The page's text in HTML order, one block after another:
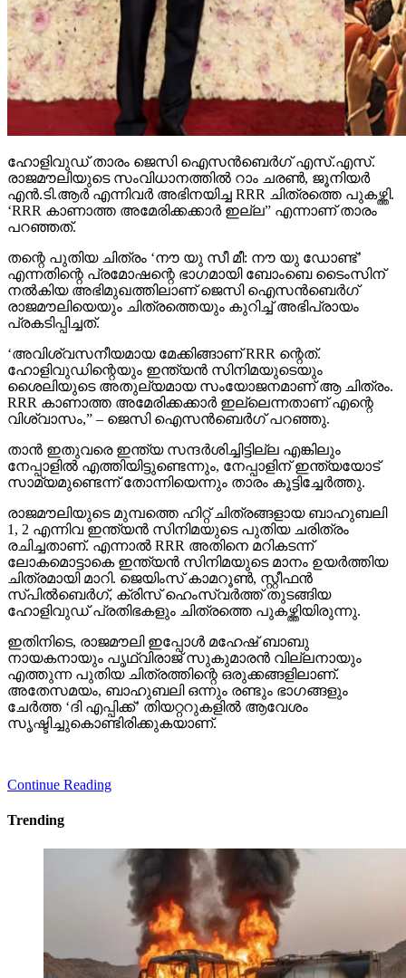
ഹോളിവുഡ് താരം ജെസി ഐസന്‍ബെര്‍ഗ് എസ്.എസ്.
രാജമൗലിയുടെ സംവിധാനത്തില്‍ റാം ചരണ്‍, ജൂനിയര്‍
എന്‍.ടി.ആര്‍ എന്നിവര്‍ അഭിനയിച്ച RRR ചിത്രത്തെ പുകഴ്ത്തി.
‘RRR കാണാത്ത അമേരിക്കക്കാര്‍ ഇല്ല” എന്നാണ് താരം
പറഞ്ഞത്.
തന്റെ പുതിയ ചിത്രം ‘നൗ യു സീ മീ: നൗ യു ഡോണ്ട്’
എന്നതിന്റെ പ്രമോഷന്റെ ഭാഗമായി ബോംബെ ടൈംസിന്
നല്‍കിയ അഭിമുഖത്തിലാണ് ജെസി ഐസന്‍ബെര്‍ഗ്
രാജമൗലിയെയും ചിത്രത്തെയും കുറിച്ച് അഭിപ്രായം
പ്രകടിപ്പിച്ചത്.
‘അവിശ്വസനീയമായ മേക്കിങ്ങാണ് RRR ന്റെത്.
ഹോളിവുഡിന്റെയും ഇന്ത്യന്‍ സിനിമയുടെയും
ശൈലിയുടെ അതുല്യമായ സംയോജനമാണ് ആ ചിത്രം.
RRR കാണാത്ത അമേരിക്കക്കാര്‍ ഇല്ലെന്നതാണ് എന്റെ
വിശ്വാസം,” – ജെസി ഐസന്‍ബെര്‍ഗ് പറഞ്ഞു.
താന്‍ ഇതുവരെ ഇന്ത്യ സന്ദര്‍ശിച്ചിട്ടില്ല എങ്കിലും
നേപ്പാളില്‍ എത്തിയിട്ടുണ്ടെന്നും, നേപ്പാളിന് ഇന്ത്യയോട്
സാമ്യമുണ്ടെന്ന് തോന്നിയെന്നും താരം കൂട്ടിച്ചേര്‍ത്തു.
രാജമൗലിയുടെ മുമ്പത്തെ ഹിറ്റ് ചിത്രങ്ങളായ ബാഹുബലി
1, 2 എന്നിവ ഇന്ത്യന്‍ സിനിമയുടെ പുതിയ ചരിത്രം
രചിച്ചതാണ്. എന്നാല്‍ RRR അതിനെ മറികടന്ന്
ലോകമൊട്ടാകെ ഇന്ത്യന്‍ സിനിമയുടെ മാനം ഉയര്‍ത്തിയ
ചിത്രമായി മാറി. ജെയിംസ് കാമറൂണ്‍, സ്റ്റീഫന്‍
സ്പില്‍ബെര്‍ഗ്, ക്രിസ് ഹെംസ്വര്‍ത്ത് തുടങ്ങിയ
ഹോളിവുഡ് പ്രതിഭകളും ചിത്രത്തെ പുകഴ്ത്തിയിരുന്നു.
ഇതിനിടെ, രാജമൗലി ഇപ്പോള്‍ മഹേഷ് ബാബു
നായകനായും പൃഥ്വിരാജ് സുകുമാരന്‍ വില്ലനായും
എത്തുന്ന പുതിയ ചിത്രത്തിന്റെ ഒരുക്കങ്ങളിലാണ്.
അതേസമയം, ബാഹുബലി ഒന്നും രണ്ടും ഭാഗങ്ങളും
ചേര്‍ത്ത ‘ദി എപ്പിക്ക്’ തിയറ്ററുകളില്‍ ആവേശം
സൃഷ്ടിച്ചുകൊണ്ടിരിക്കുകയാണ്.
Continue Reading
Trending